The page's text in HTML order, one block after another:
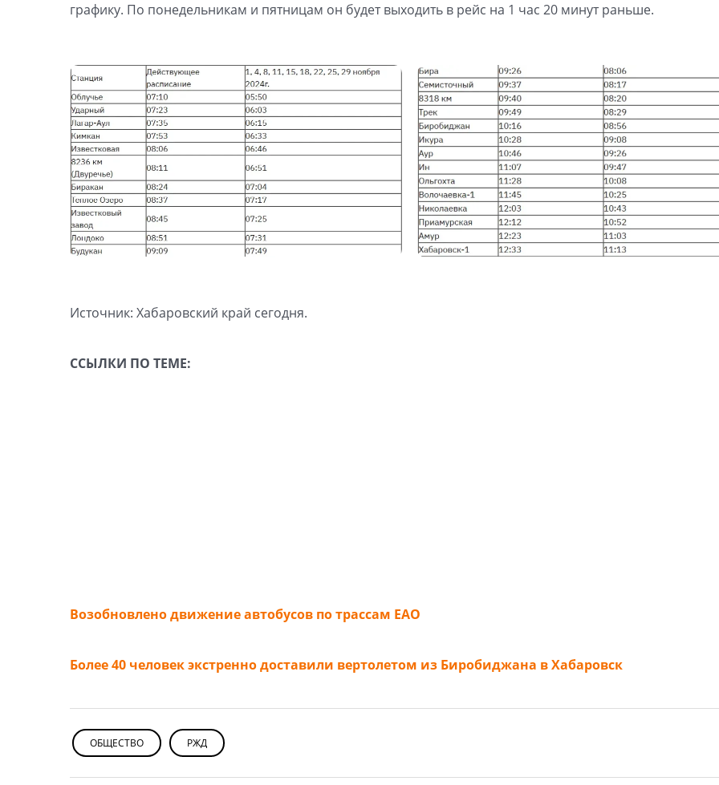
графику. По понедельникам и пятницам он будет выходить в рейс на 1 час 20 минут раньше.
Источник: Хабаровский край сегодня.
ССЫЛКИ ПО ТЕМЕ:
Возобновлено движение автобусов по трассам ЕАО
Более 40 человек экстренно доставили вертолетом из Биробиджана в Хабаровск
ОБЩЕСТВО РЖД